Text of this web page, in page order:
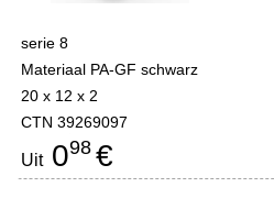
serie 8
Materiaal PA-GF schwarz
20 x 12 x 2
CTN 39269097
Uit098 €